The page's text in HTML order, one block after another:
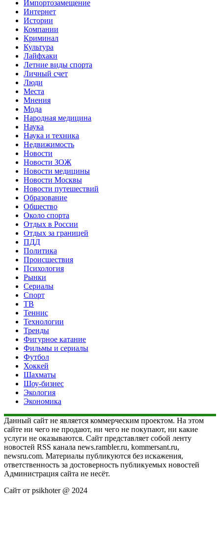
Импортозамещение
Интернет
Истории
Компании
Криминал
Культура
Лайфхаки
Летние виды спорта
Личный счет
Люди
Места
Мнения
Мода
Народная медицина
Наука
Наука и техника
Недвижимость
Новости
Новости ЗОЖ
Новости медицины
Новости Москвы
Новости путешествий
Образование
Общество
Около спорта
Отдых в России
Отдых за границей
ПДД
Политика
Происшествия
Психология
Рынки
Сериалы
Спорт
ТВ
Теннис
Технологии
Тренды
Фигурное катание
Фильмы и сериалы
Футбол
Хоккей
Шахматы
Шоу-бизнес
Экология
Экономика
Данный сайт не является коммерческим проектом. На этом
сайте ни чего не продают, ни чего не покупают, ни какие
услуги не оказываются. Сайт представляет собой ленту
новостей RSS канала news.rambler.ru, kommersant.ru,
newsru.com. Материалы публикуются без искажения,
ответственность за достоверность публикуемых новостей
Администрация сайта не несёт.
Сайт от psikhoter @ 2024